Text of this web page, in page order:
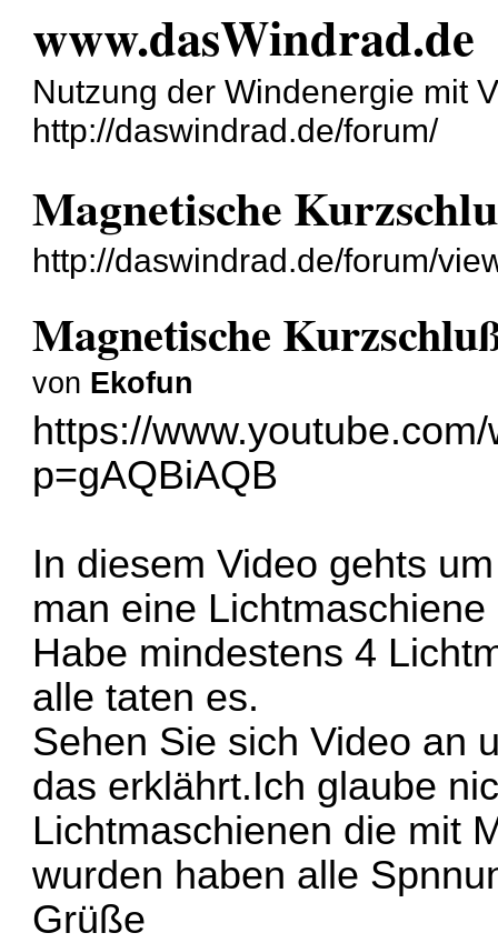
www.dasWindrad.de
Nutzung der Windenergie mit
http://daswindrad.de/forum/
Magnetische
http://daswindrad.de/forum/
Magnetische
von Ekofun
https://
p=gAQBiAQB
In diesem Video gehts
man eine
Habe mindestens 4
alle taten es.
Sehen Sie sich Video an
das erklährt.Ich glaube
Lichtmaschienen die mit
wurden haben alle
Grüße